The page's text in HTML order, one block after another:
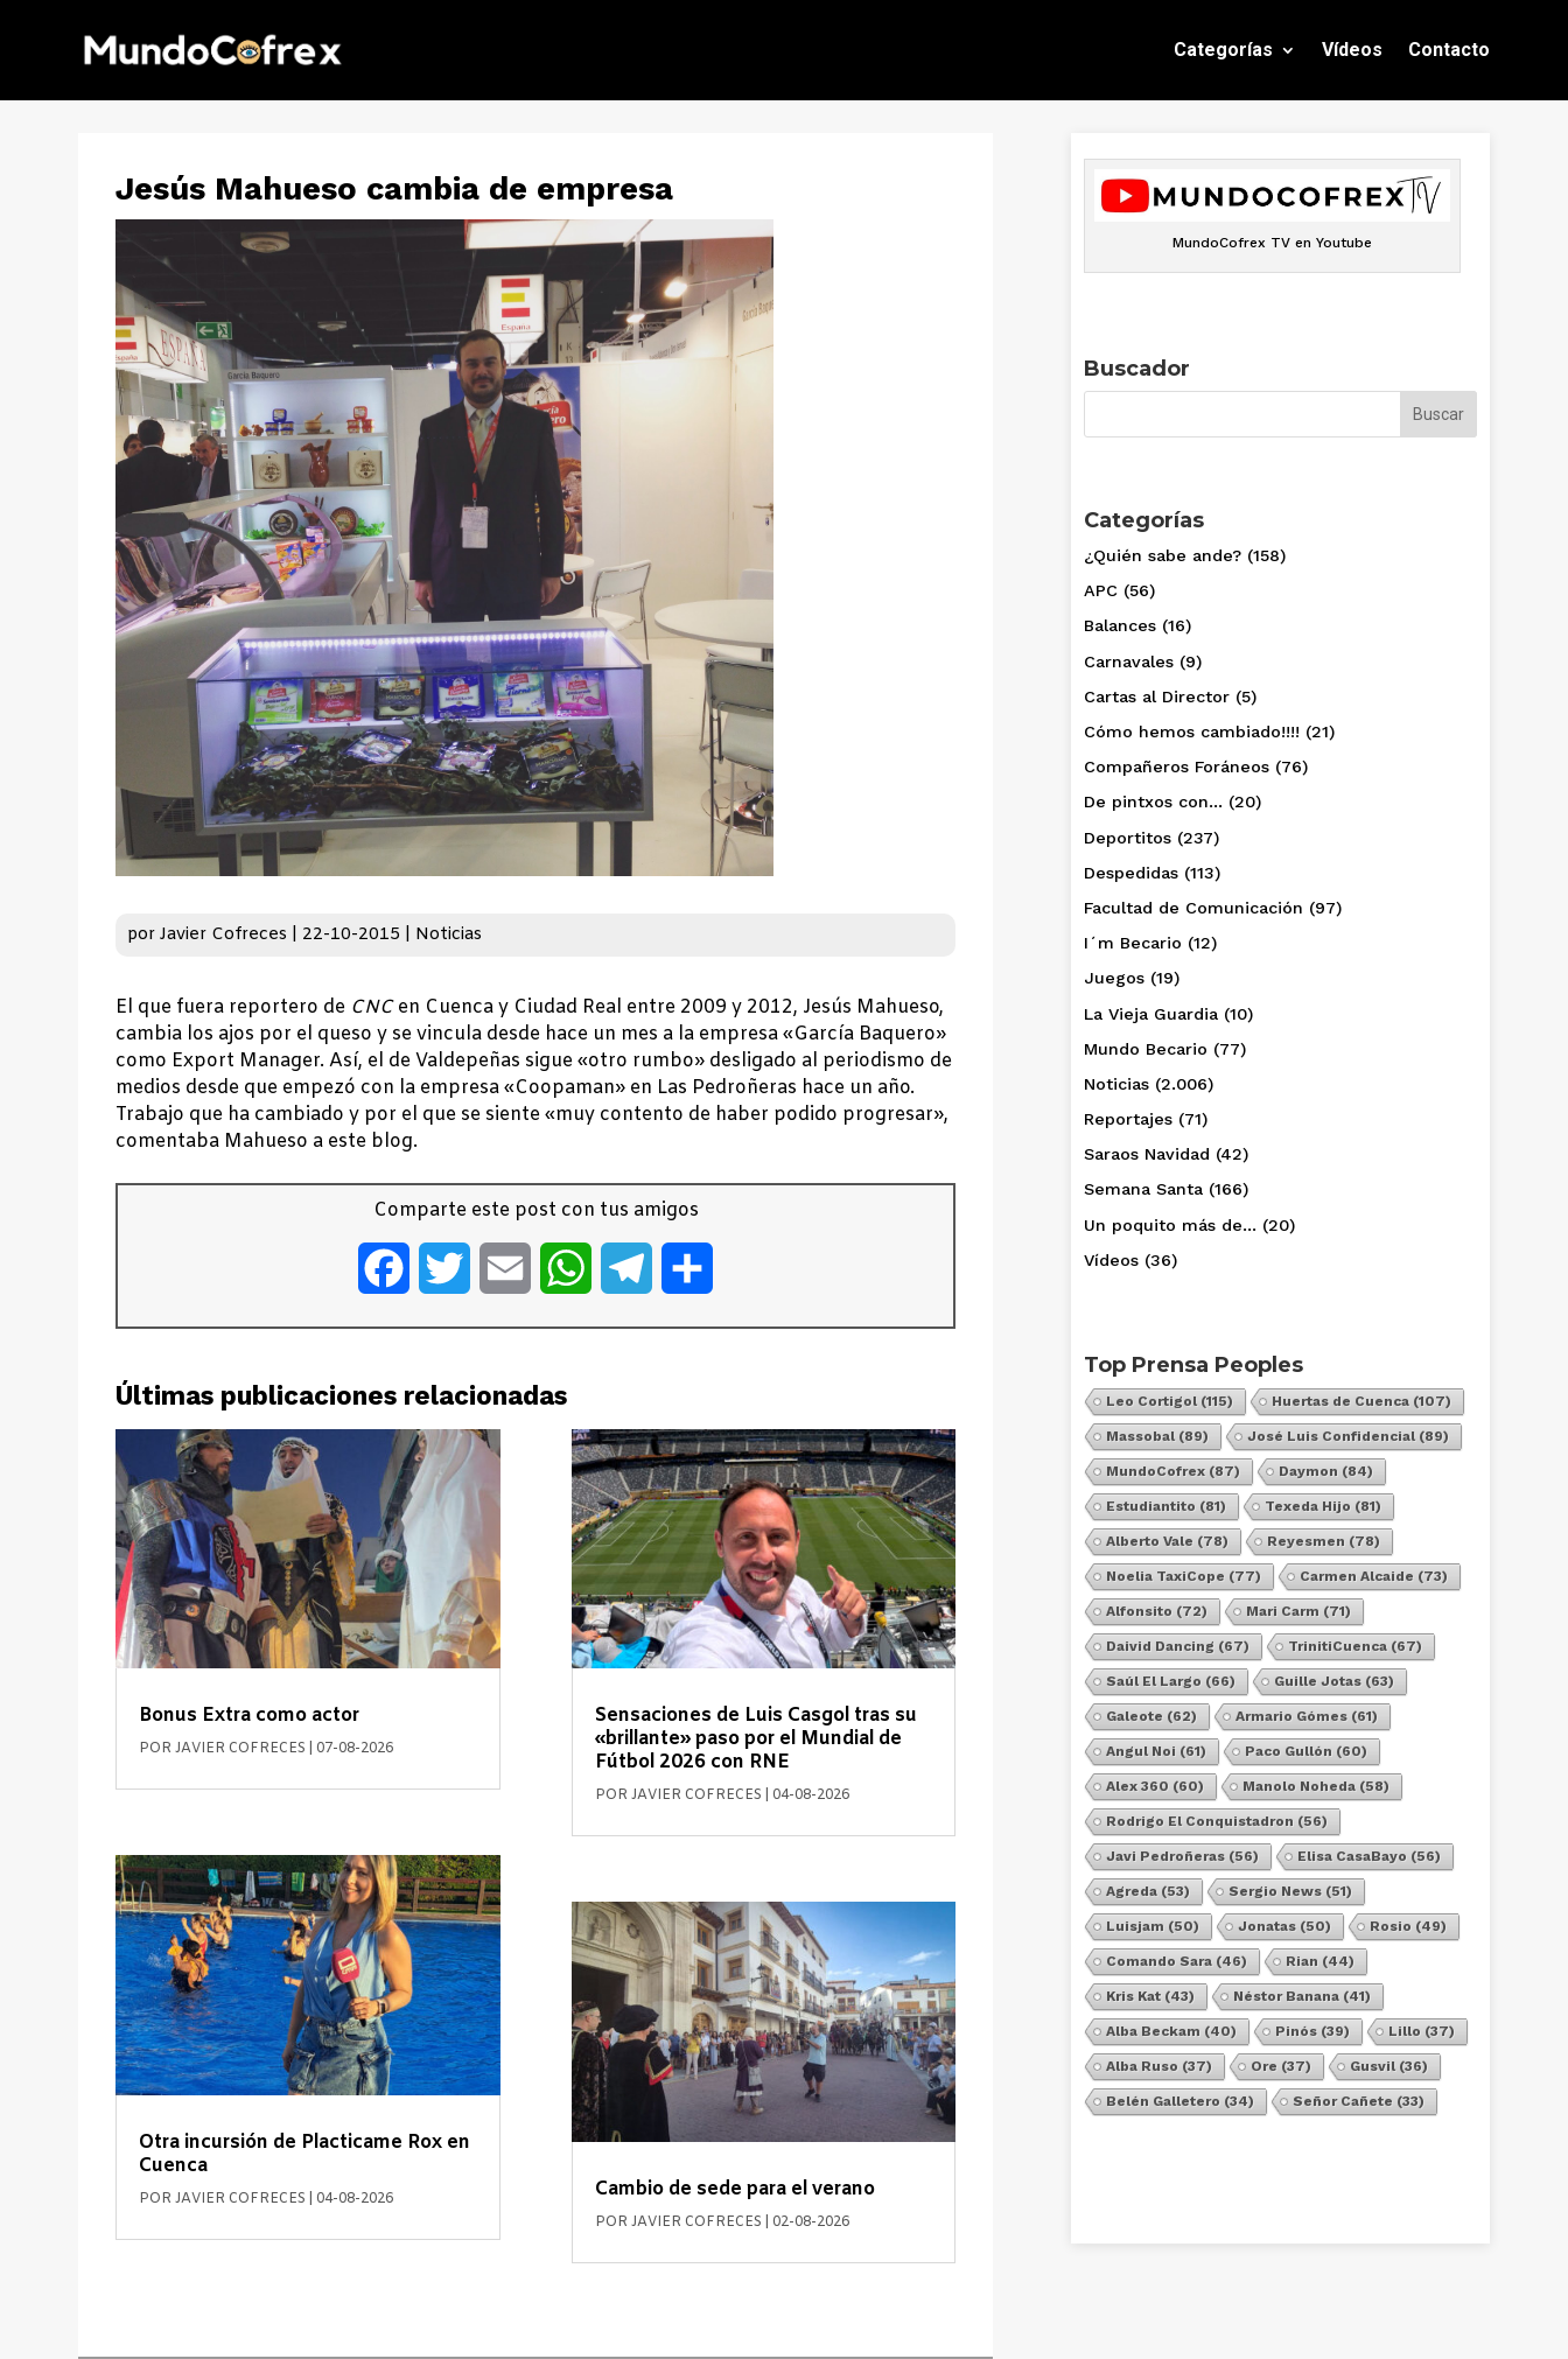
Categorías Vídeos Contacto
Jesús Mahueso cambia de empresa
porJavier Cofreces 22-10-2015 Noticias
El que fuera reportero de CNCen Cuenca y Ciudad Real entre 2009 y 2012, Jesús Mahueso,
cambia los ajos por el queso y se vincula desde hace un mes a la empresa «García Baquero»
como Export Manager. Así, el de Valdepeñas sigue «otro rumbo» desligado al periodismo de
medios desde que empezó con la empresa «Coopaman» en Las Pedroñeras hace un año.
Trabajo que ha cambiado y por el que se siente «muy contento de haber podido progresar»,
comentaba Mahueso a este blog.
Comparte este post con tus amigos
FacebookTwitter Email WhatsAppTelegram
Últimas publicaciones relacionadas
Bonus Extra como actor
PORJAVIER COFRECES 07-08-2026
Otra incursión de Placticame Rox en
Cuenca
PORJAVIER COFRECES 04-08-2026
Sensaciones de Luis Casgol tras su
«brillante» paso por el Mundial de
Fútbol 2026 con RNE
POR JAVIER COFRECES 04-08-2026
Cambio de sede para el verano
POR JAVIER COFRECES 02-08-2026
MundoCofrex TV en Youtube
Buscador
Categorías
¿Quién sabe ande? (158)
APC (56)
Balances (16)
Carnavales (9)
Cartas al Director (5)
Cómo hemos cambiado!!!! (21)
Compañeros Foráneos (76)
De pintxos con… (20)
Deportitos (237)
Despedidas (113)
Facultad de Comunicación (97)
I´m Becario (12)
Juegos (19)
La Vieja Guardia (10)
Mundo Becario (77)
Noticias (2.006)
Reportajes (71)
Saraos Navidad (42)
Semana Santa (166)
Un poquito más de… (20)
Vídeos (36)
Top Prensa Peoples
Leo Cortigol (115) Huertas de Cuenca (107)
Massobal (89) José Luis Confidencial (89)
MundoCofrex (87) Daymon (84)
Estudiantito (81) Texeda Hijo (81)
Alberto Vale (78) Reyesmen (78)
Noelia TaxiCope (77) Carmen Alcaide (73)
Alfonsito (72) Mari Carm (71)
Daivid Dancing (67) TrinitiCuenca (67)
Saúl El Largo (66) Guille Jotas (63)
Galeote (62) Armario Gómes (61)
Angul Noi (61) Paco Gullón (60)
Alex 360 (60) Manolo Noheda (58)
Rodrigo El Conquistadron (56)
Javi Pedroñeras (56) Elisa CasaBayo (56)
Agreda (53) Sergio News (51)
Luisjam (50) Jonatas (50) Rosio (49)
Comando Sara (46) Rian (44)
Kris Kat (43) Néstor Banana (41)
Alba Beckam (40) Pinós (39) Lillo (37)
Alba Ruso (37) Ore (37) Gusvil (36)
Belén Galletero (34) Señor Cañete (33)